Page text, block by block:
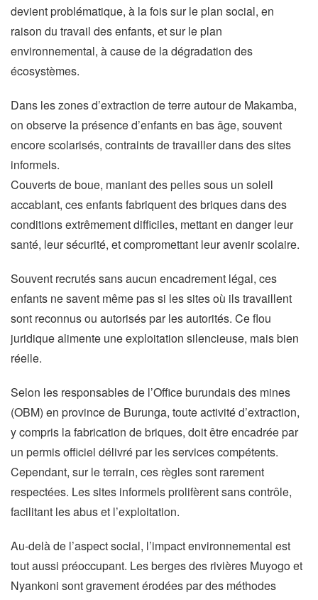
devient problématique, à la fois sur le plan social, en
raison du travail des enfants, et sur le plan
environnemental, à cause de la dégradation des
écosystèmes.
Dans les zones d’extraction de terre autour de Makamba,
on observe la présence d’enfants en bas âge, souvent
encore scolarisés, contraints de travailler dans des sites
informels.
Couverts de boue, maniant des pelles sous un soleil
accablant, ces enfants fabriquent des briques dans des
conditions extrêmement difficiles, mettant en danger leur
santé, leur sécurité, et compromettant leur avenir scolaire.
Souvent recrutés sans aucun encadrement légal, ces
enfants ne savent même pas si les sites où ils travaillent
sont reconnus ou autorisés par les autorités. Ce flou
juridique alimente une exploitation silencieuse, mais bien
réelle.
Selon les responsables de l’Office burundais des mines
(OBM) en province de Burunga, toute activité d’extraction,
y compris la fabrication de briques, doit être encadrée par
un permis officiel délivré par les services compétents.
Cependant, sur le terrain, ces règles sont rarement
respectées. Les sites informels prolifèrent sans contrôle,
facilitant les abus et l’exploitation.
Au-delà de l’aspect social, l’impact environnemental est
tout aussi préoccupant. Les berges des rivières Muyogo et
Nyankoni sont gravement érodées par des méthodes